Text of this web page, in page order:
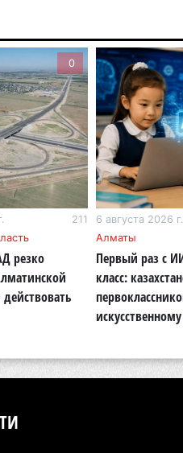
6
5
5
5
0
211
резко
6 августа 2026 г.
Алматы
Первый раз с
класс: